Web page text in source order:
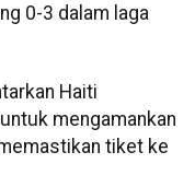
0-3 dalam laga
Haiti
mengamankan
tiket ke